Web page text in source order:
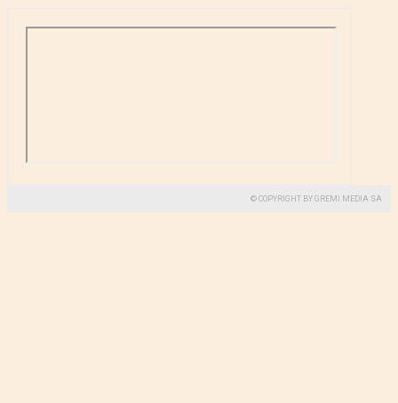
© COPYRIGHT BY GREMI MEDIA SA